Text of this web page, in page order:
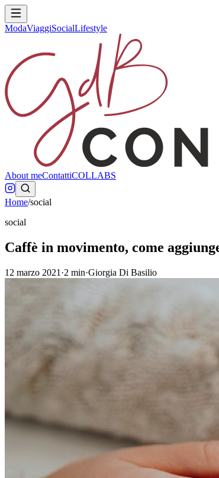
ModaViaggiSocialLifestyle
About meContattiCOLLABS
Home/social
social
Caffè in movimento, come
12 marzo 2021 ·2 min·Giorgia Di Basilio